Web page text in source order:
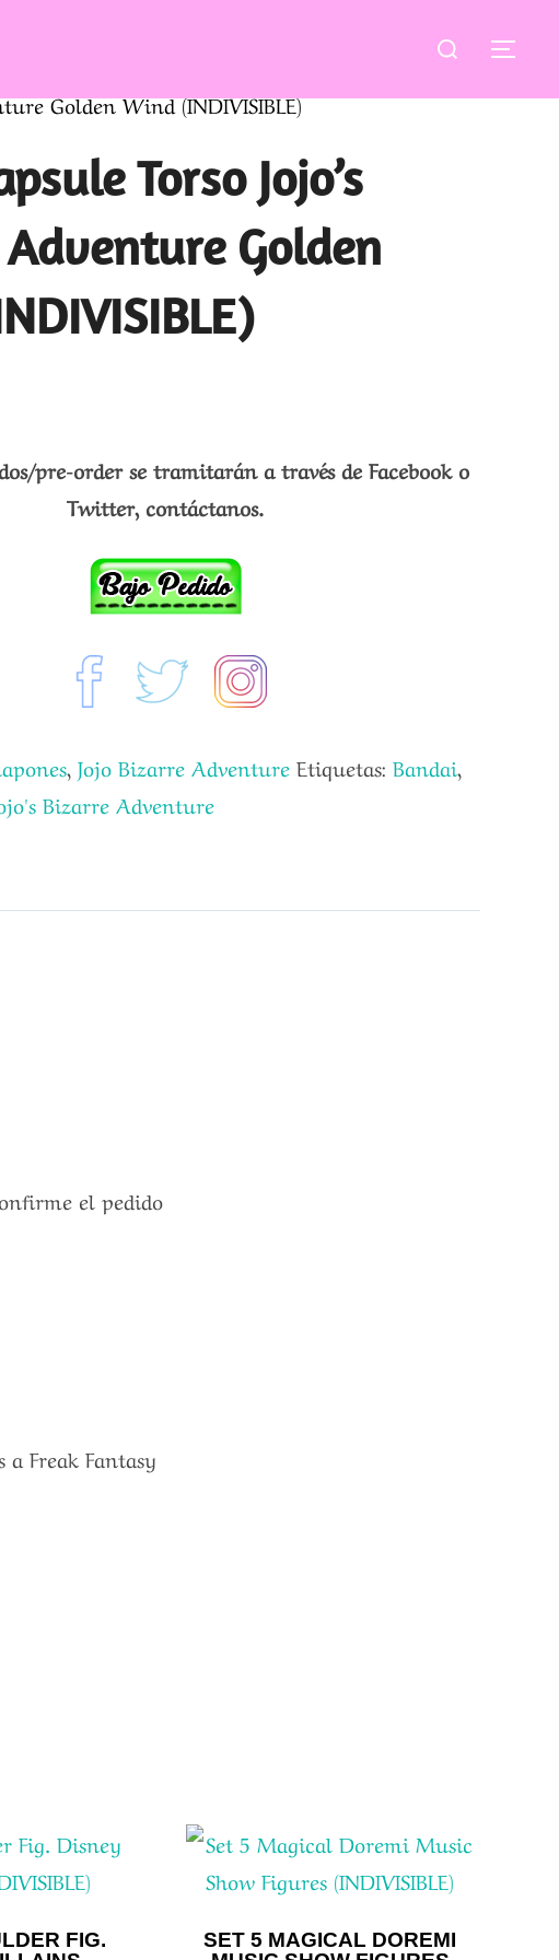
Buscar:
Golden Wind (INDIVISIBLE)
Torso Jojo’s
Golden
pre-order se tramitarán a través de Facebook o
Twitter, contáctanos.
, Jojo Bizarre Adventure Etiquetas: Bandai,
Bizarre Adventure
el pedido
a Freak Fantasy
FIG.
SET 5 MAGICAL DOREMI